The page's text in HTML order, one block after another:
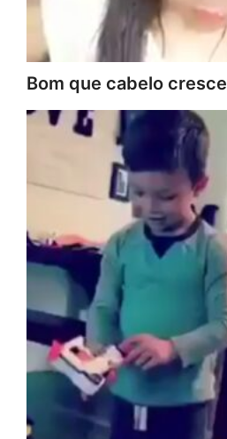
Bom que cabelo cresce